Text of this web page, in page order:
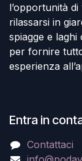
l’opportunità
rilassarsi in
spiagge e
per fornire
esperienza
Entra in
Contattaci